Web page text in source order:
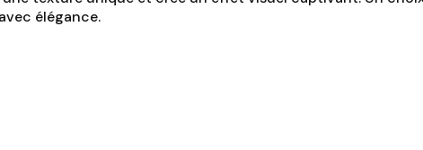
élégance.